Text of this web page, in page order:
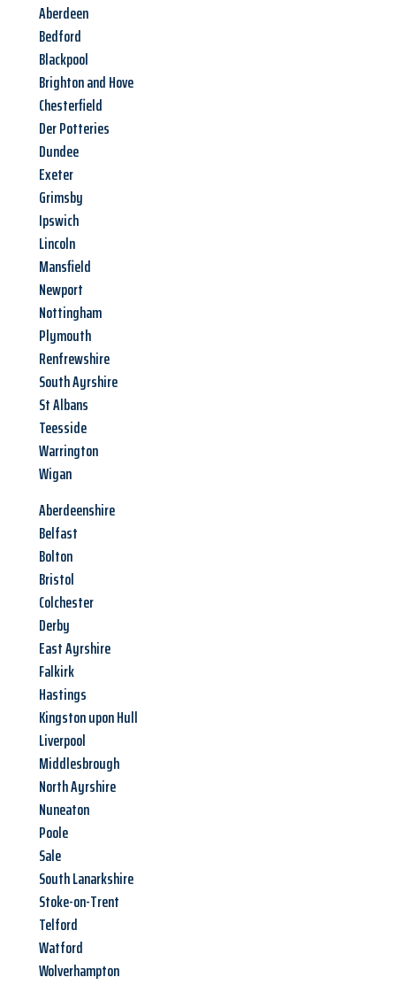
Aberdeen
Bedford
Blackpool
Brighton and Hove
Chesterfield
Der Potteries
Dundee
Exeter
Grimsby
Ipswich
Lincoln
Mansfield
Newport
Nottingham
Plymouth
Renfrewshire
South Ayrshire
St Albans
Teesside
Warrington
Wigan
Aberdeenshire
Belfast
Bolton
Bristol
Colchester
Derby
East Ayrshire
Falkirk
Hastings
Kingston upon Hull
Liverpool
Middlesbrough
North Ayrshire
Nuneaton
Poole
Sale
South Lanarkshire
Stoke-on-Trent
Telford
Watford
Wolverhampton